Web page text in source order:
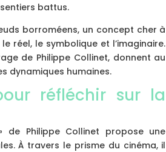
battus.
borroméens, un concept cher à
réel, le symbolique et l’imaginaire.
de Philippe Collinet, donnent au
dynamiques humaines.
réfléchir sur la
de Philippe Collinet propose une
À travers le prisme du cinéma, il